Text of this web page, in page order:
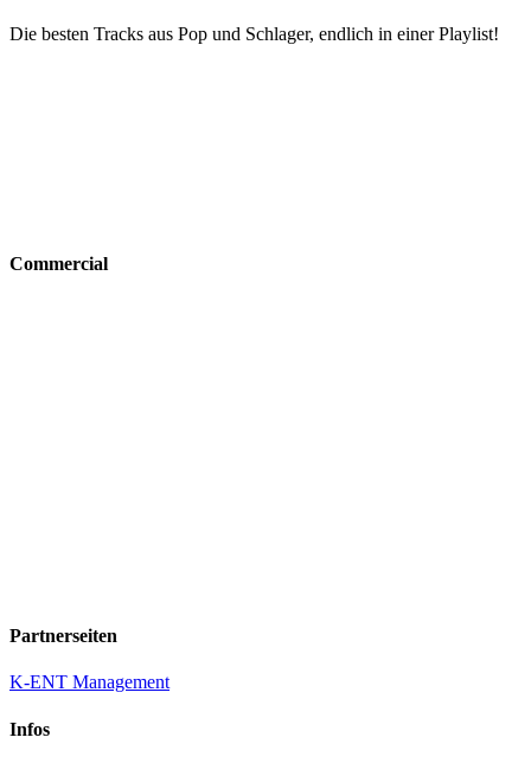
Die besten Tracks aus Pop und Schlager, endlich in einer Playlist!
Commercial
Partnerseiten
K-ENT Management
Infos